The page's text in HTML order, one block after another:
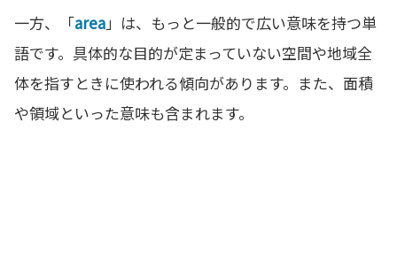
一方、「area」は、もっと一般的で広い意味を持つ単
語です。具体的な目的が定まっていない空間や地域全
体を指すときに使われる傾向があります。また、面積
や領域といった意味も含まれます。